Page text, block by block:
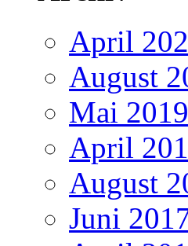
April
August
Mai 2019
April
August
Juni